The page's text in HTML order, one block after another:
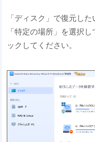
「ディスク」で復元し
「特定の場所」を選択
ックしてください。